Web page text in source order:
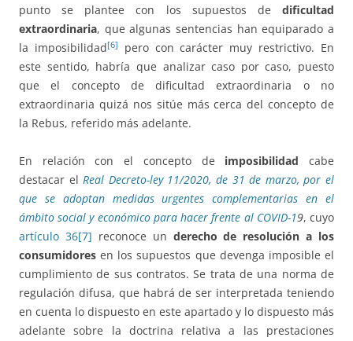
punto se plantee con los supuestos de dificultad
extraordinaria, que algunas sentencias han equiparado a
la imposibilidad[6]
pero con carácter muy restrictivo. En
este sentido, habría que analizar caso por caso, puesto
que el concepto de dificultad extraordinaria o no
extraordinaria quizá nos sitúe más cerca del concepto de
la Rebus, referido más adelante.
En relación con el concepto de imposibilidad cabe
destacar elReal Decreto-ley 11/2020, de 31 de marzo, por el
que se adoptan medidas urgentes complementarias en el
ámbito social y económico para hacer frente al COVID-19, cuyo
artículo 36[7] reconoce un derecho de resolución a los
consumidores en los supuestos que devenga imposible el
cumplimiento de sus contratos. Se trata de una norma de
regulación difusa, que habrá de ser interpretada teniendo
en cuenta lo dispuesto en este apartado y lo dispuesto más
adelante sobre la doctrina relativa a las prestaciones